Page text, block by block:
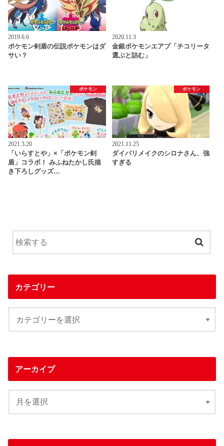
2019.6.6
ポケモン剣盾の伝説ポケモンはダ
サい？
2020.11.3
金銀ポケモンエアプ「チコリータ
選ぶと詰む」
ポケモン
2021.3.20
「いらすとや」×「ポケモン剣
盾」コラボ！ みふねたかし氏描
き下ろしグッズ…
ポケモン
2021.11.25
ダイパリメイクのシロナさん、強
すぎる
カテゴリー
アーカイブ